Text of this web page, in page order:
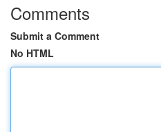
Comments
Submit a Comment
No HTML